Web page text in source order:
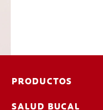
PRODUCTOS
SALUD BUCAL